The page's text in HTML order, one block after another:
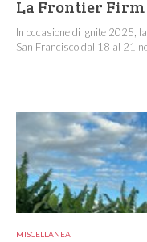
La Frontier
In occasione di Ignite 2025,
San Francisco dal 18 al 21
MISCELLANEA